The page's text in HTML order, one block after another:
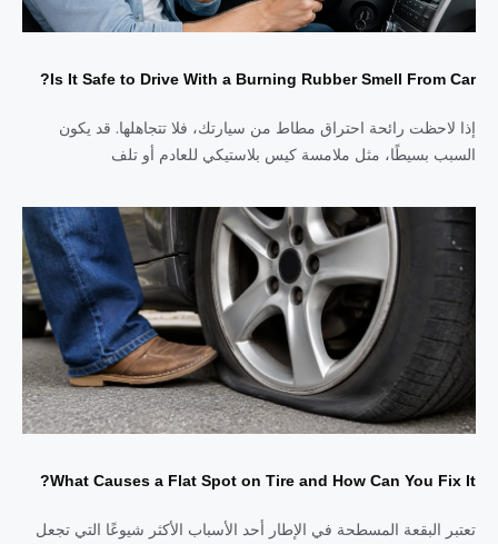
Is It Safe to Drive With a Burning Rubber Smell From Car?
إذا لاحظت رائحة احتراق مطاط من سيارتك، فلا تتجاهلها. قد يكون
السبب بسيطًا، مثل ملامسة كيس بلاستيكي للعادم أو تلف
What Causes a Flat Spot on Tire and How Can You Fix It?
تعتبر البقعة المسطحة في الإطار أحد الأسباب الأكثر شيوعًا التي تجعل